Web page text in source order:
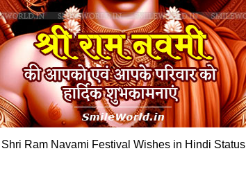
Shri Ram Navami Festival Wishes in Hindi Status